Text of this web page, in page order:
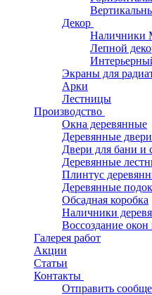
Декор
Наличники
Лепной
Экраны для
Арки
Лестницы
Производство
Окна деревянные
Деревянные двери
Двери для бани и
Деревянные
Плинтус
Деревянные
Обсадная коробка
Наличники
Воссоздание окон
Галерея работ
Акции
Статьи
Контакты
Отправить